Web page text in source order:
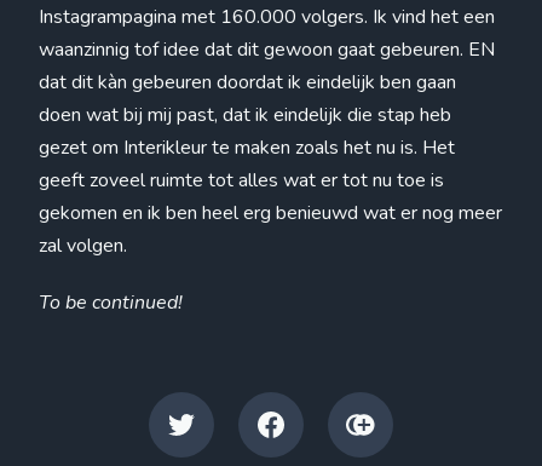
Instagrampagina met 160.000 volgers. Ik vind het een
waanzinnig tof idee dat dit gewoon gaat gebeuren. EN
dat dit kàn gebeuren doordat ik eindelijk ben gaan
doen wat bij mij past, dat ik eindelijk die stap heb
gezet om Interikleur te maken zoals het nu is. Het
geeft zoveel ruimte tot alles wat er tot nu toe is
gekomen en ik ben heel erg benieuwd wat er nog meer
zal volgen.
To be continued!